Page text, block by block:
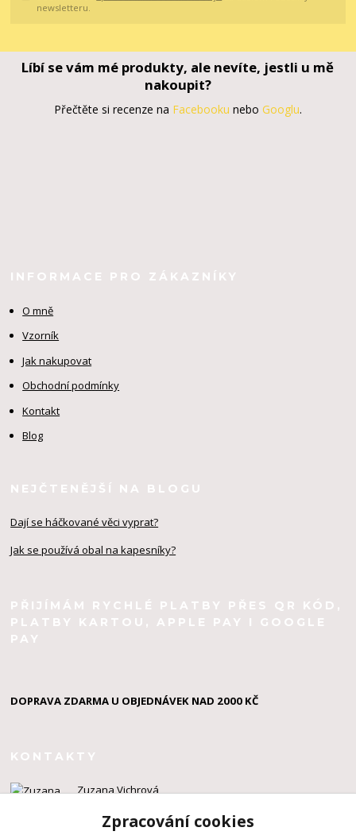
newsletteru.
Líbí se vám mé produkty, ale nevíte, jestli u mě
nakoupit?
Přečtěte si recenze na Facebooku nebo Googlu.
INFORMACE PRO ZÁKAZNÍKY
O mně
Vzorník
Jak nakupovat
Obchodní podmínky
Kontakt
Blog
NEJČTENĚJŠÍ NA BLOGU
Dají se háčkované věci vyprat?
Jak se používá obal na kapesníky?
PŘIJÍMÁM RYCHLÉ PLATBY PŘES QR KÓD,
PLATBY KARTOU, APPLE PAY I GOOGLE
PAY
DOPRAVA ZDARMA U OBJEDNÁVEK NAD 2000 KČ
KONTAKTY
Zuzana Vichrová
Zpracování cookies